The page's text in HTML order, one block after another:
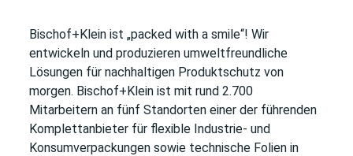
Bischof+Klein ist „packed with a smile“! Wir
entwickeln und produzieren umweltfreundliche
Lösungen für nachhaltigen Produktschutz von
morgen. Bischof+Klein ist mit rund 2.700
Mitarbeitern an fünf Standorten einer der führenden
Komplettanbieter für flexible Industrie- und
Konsumverpackungen sowie technische Folien in